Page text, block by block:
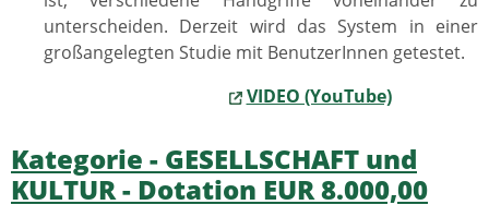
unterscheiden. Derzeit wird das System in einer
großangelegten Studie mit BenutzerInnen getestet.
VIDEO (YouTube)
Kategorie - GESELLSCHAFT und
KULTUR - Dotation EUR 8.000,00